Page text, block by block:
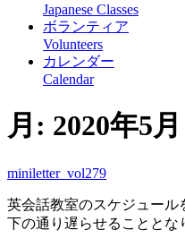
Japanese Classes
ボランティア
Volunteers
カレンダー
Calendar
月: 2020年5月
miniletter_vol279
英会話教室のスケジュール
下の通り遅らせることとな